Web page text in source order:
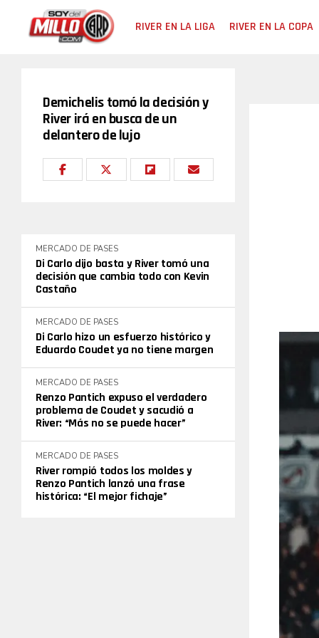
RIVER EN LA LIGA RIVER EN LA COPA
Demichelis tomó la decisión y
River irá en busca de un
delantero de lujo
MERCADO DE PASES
Di Carlo dijo basta y River tomó una
decisión que cambia todo con Kevin
Castaño
MERCADO DE PASES
Di Carlo hizo un esfuerzo histórico y
Eduardo Coudet ya no tiene margen
MERCADO DE PASES
Renzo Pantich expuso el verdadero
problema de Coudet y sacudió a
River: “Más no se puede hacer”
MERCADO DE PASES
River rompió todos los moldes y
Renzo Pantich lanzó una frase
histórica: “El mejor fichaje”